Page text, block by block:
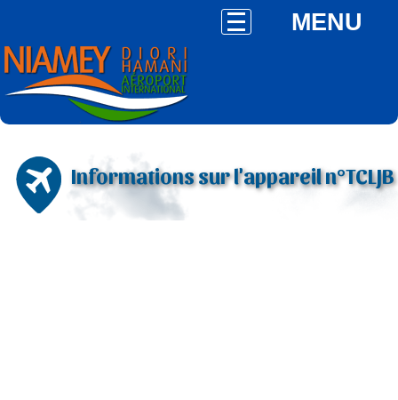
MENU
Informations sur l'appareil n°TCLJB